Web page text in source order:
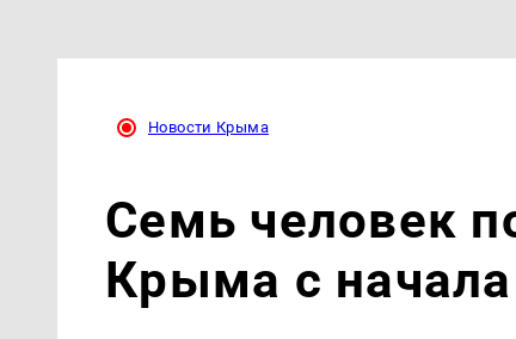
Новости Крыма
Семь человек
Крыма с